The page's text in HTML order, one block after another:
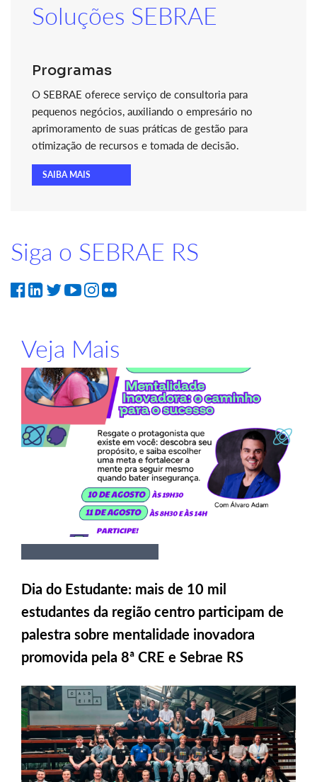
Soluções SEBRAE
Programas
O SEBRAE oferece serviço de consultoria para
pequenos negócios, auxiliando o empresário no
aprimoramento de suas práticas de gestão para
otimização de recursos e tomada de decisão.
SAIBA MAIS
Siga o SEBRAE RS
Veja Mais
Dia do Estudante: mais de 10 mil
estudantes da região centro participam de
palestra sobre mentalidade inovadora
promovida pela 8ª CRE e Sebrae RS